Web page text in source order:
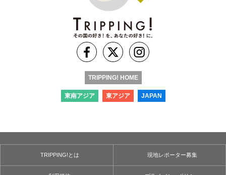
TRIPPING! HOME
東南アジア 東アジア JAPAN
TRIPPING!とは 現地レポーター募集